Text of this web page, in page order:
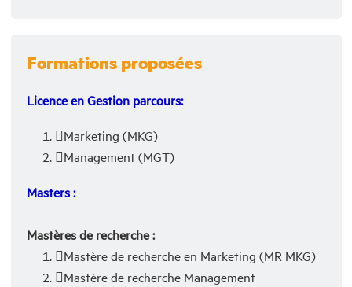
Formations proposées
Licenceen Gestion parcours:
Marketing (MKG)
Management (MGT)
Masters :
Mastères de recherche :
Mastère de recherche en Marketing (MR MKG)
Mastère de recherche Management